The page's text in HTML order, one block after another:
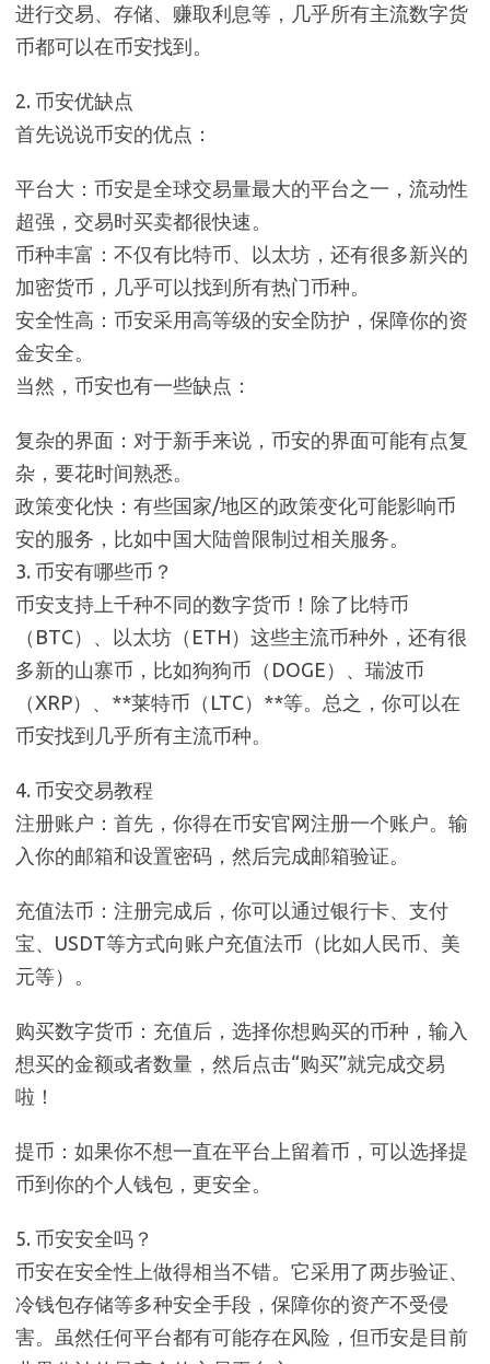
进行交易、存储、赚取利息等，几乎所有主流数字货
币都可以在币安找到。
2. 币安优缺点
首先说说币安的优点：
平台大：币安是全球交易量最大的平台之一，流动性
超强，交易时买卖都很快速。
币种丰富：不仅有比特币、以太坊，还有很多新兴的
加密货币，几乎可以找到所有热门币种。
安全性高：币安采用高等级的安全防护，保障你的资
金安全。
当然，币安也有一些缺点：
复杂的界面：对于新手来说，币安的界面可能有点复
杂，要花时间熟悉。
政策变化快：有些国家/地区的政策变化可能影响币
安的服务，比如中国大陆曾限制过相关服务。
3. 币安有哪些币？
币安支持上千种不同的数字货币！除了比特币
（BTC）、以太坊（ETH）这些主流币种外，还有很
多新的山寨币，比如狗狗币（DOGE）、瑞波币
（XRP）、**莱特币（LTC）**等。总之，你可以在
币安找到几乎所有主流币种。
4. 币安交易教程
注册账户：首先，你得在币安官网注册一个账户。输
入你的邮箱和设置密码，然后完成邮箱验证。
充值法币：注册完成后，你可以通过银行卡、支付
宝、USDT等方式向账户充值法币（比如人民币、美
元等）。
购买数字货币：充值后，选择你想购买的币种，输入
想买的金额或者数量，然后点击“购买”就完成交易
啦！
提币：如果你不想一直在平台上留着币，可以选择提
币到你的个人钱包，更安全。
5. 币安安全吗？
币安在安全性上做得相当不错。它采用了两步验证、
冷钱包存储等多种安全手段，保障你的资产不受侵
害。虽然任何平台都有可能存在风险，但币安是目前